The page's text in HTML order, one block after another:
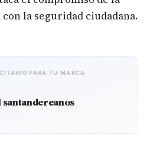
la seguridad ciudadana.
PARA TU MARCA
santandereanos